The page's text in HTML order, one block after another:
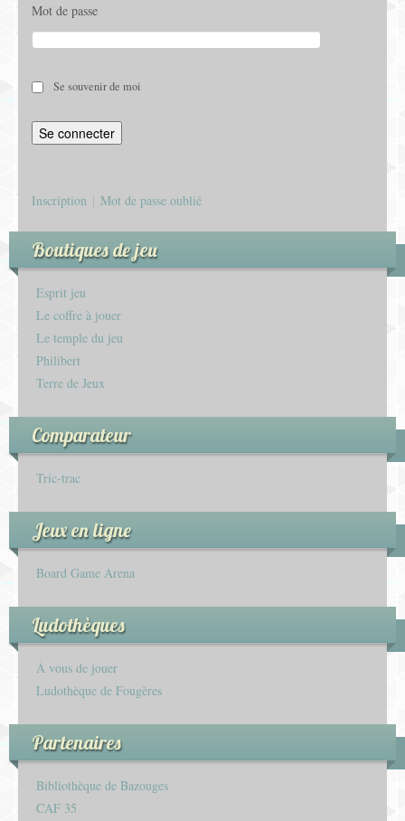
Mot de passe
Se souvenir de moi
Inscription Mot de passe oublié
Boutiques de jeu
Esprit jeu
Le coffre à jouer
Le temple du jeu
Philibert
Terre de Jeux
Comparateur
Tric-trac
Jeux en ligne
Board Game Arena
Ludothèques
À vous de jouer
Ludothèque de Fougères
Partenaires
Bibliothèque de Bazouges
CAF 35